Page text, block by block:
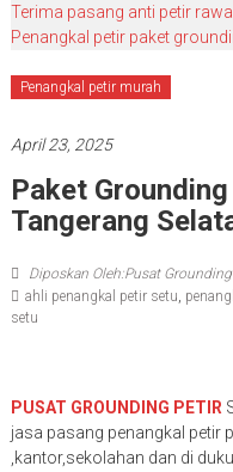
Terima pasang anti petir
Penangkal petir paket
Penangkal petir murah
April 23, 2025
Paket
Tangerang
Diposkan Oleh:Pusat
ahli penangkal petir setu,
setu
PUSAT GROUNDING PETIR
jasa pasang penangkal petir
,kantor,sekolahan dan di